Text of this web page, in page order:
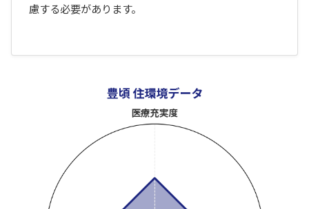
慮する必要があります。